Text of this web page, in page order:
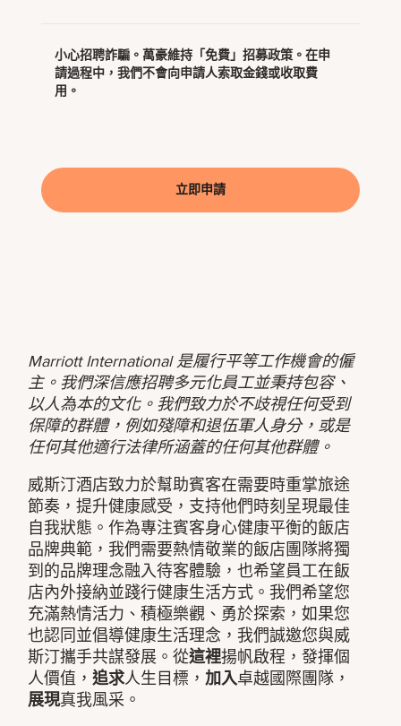
Marriott International 是履行平等工作機會的僱
主。我們深信應招聘多元化員工並秉持包容、
以人為本的文化。我們致力於不歧視任何受到
保障的群體，例如殘障和退伍軍人身分，或是
任何其他適行法律所涵蓋的任何其他群體。
威斯汀酒店致力於幫助賓客在需要時重掌旅途
節奏，提升健康感受，支持他們時刻呈現最佳
自我狀態。作為專注賓客身心健康平衡的飯店
品牌典範，我們需要熱情敬業的飯店團隊將獨
到的品牌理念融入待客體驗，也希望員工在飯
店內外接納並踐行健康生活方式。我們希望您
充滿熱情活力、積極樂觀、勇於探索，如果您
也認同並倡導健康生活理念，我們誠邀您與威
斯汀攜手共謀發展。從這裡揚帆啟程，發揮個
人價值，追求人生目標，加入卓越國際團隊，
展現真我風采。
小心招聘詐騙。萬豪維持「免費」招募政策。在申
請過程中，我們不會向申請人索取金錢或收取費
用。
立即申請